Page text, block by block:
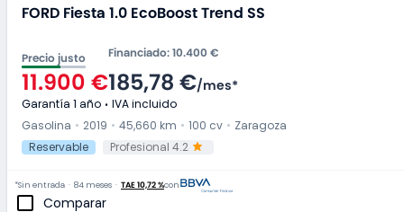
FORD Fiesta 1.0 EcoBoost Trend SS
Precio justo
11.900 €
Financiado: 10.400 €
185,78 €/mes*
Garantía 1 año
IVA incluido
Gasolina
2019 45,660 km 100 cv
Zaragoza
Reservable
Profesional 4.2
Comparar
*Sin entrada 84 meses TAE 10,72 %con